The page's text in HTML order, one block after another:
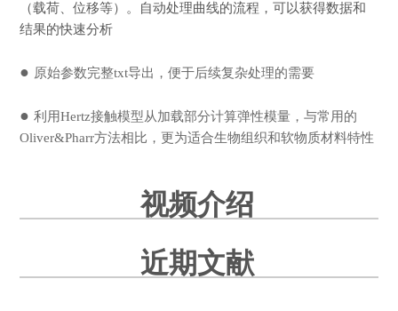
（载荷、位移等）。自动处理曲线的流程，可以获得数据和
结果的快速分析
● 原始参数完整txt导出，便于后续复杂处理的需要
●利用Hertz接触模型从加载部分计算弹性模量，与常用的
Oliver&Pharr方法相比，更为适合生物组织和软物质材料特性
视频介绍
近期文献